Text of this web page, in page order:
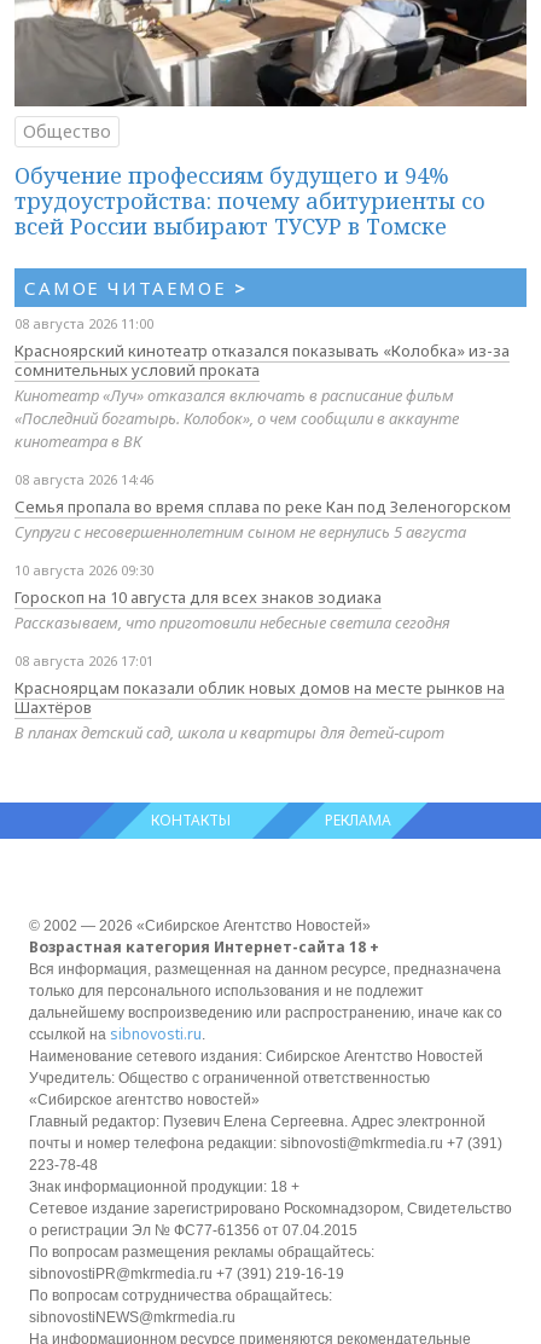
Общество
Обучение профессиям будущего и 94%
трудоустройства: почему абитуриенты со
всей России выбирают ТУСУР в Томске
САМОЕ ЧИТАЕМОЕ >
08 августа 2026 11:00
Красноярский кинотеатр отказался показывать «Колобка» из-за
сомнительных условий проката
Кинотеатр «Луч» отказался включать в расписание фильм
«Последний богатырь. Колобок», о чем сообщили в аккаунте
кинотеатра в ВК
08 августа 2026 14:46
Семья пропала во время сплава по реке Кан под Зеленогорском
Супруги с несовершеннолетним сыном не вернулись 5 августа
10 августа 2026 09:30
Гороскоп на 10 августа для всех знаков зодиака
Рассказываем, что приготовили небесные светила сегодня
08 августа 2026 17:01
Красноярцам показали облик новых домов на месте рынков на
Шахтёров
В планах детский сад, школа и квартиры для детей‑сирот
КОНТАКТЫ РЕКЛАМА
© 2002 — 2026 «Сибирское Агентство Новостей»
Возрастная категория Интернет-сайта 18 +
Вся информация, размещенная на данном ресурсе, предназначена
только для персонального использования и не подлежит
дальнейшему воспроизведению или распространению, иначе как со
ссылкой на sibnovosti.ru
Наименование сетевого издания: Сибирское Агентство Новостей
Учредитель: Общество с ограниченной ответственностью
«Сибирское агентство новостей»
Главный редактор: Пузевич Елена Сергеевна. Адрес электронной
почты и номер телефона редакции: sibnovosti@mkrmedia.ru +7 (391)
223-78-48
Знак информационной продукции: 18 +
Сетевое издание зарегистрировано Роскомнадзором, Свидетельство
о регистрации Эл № ФС77-61356 от 07.04.2015
По вопросам размещения рекламы обращайтесь:
sibnovostiPR@mkrmedia.ru +7 (391) 219-16-19
По вопросам сотрудничества обращайтесь:
sibnovostiNEWS@mkrmedia.ru
На информационном ресурсе применяются рекомендательные